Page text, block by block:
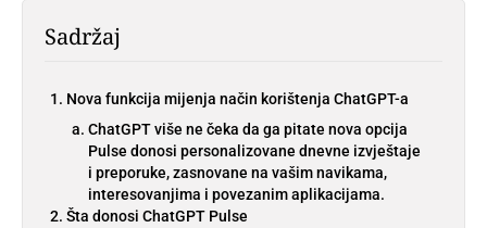
Sadržaj
Nova funkcija mijenja način korištenja ChatGPT-a
ChatGPT više ne čeka da ga pitate nova opcija
Pulse donosi personalizovane dnevne izvještaje
i preporuke, zasnovane na vašim navikama,
interesovanjima i povezanim aplikacijama.
Šta donosi ChatGPT Pulse